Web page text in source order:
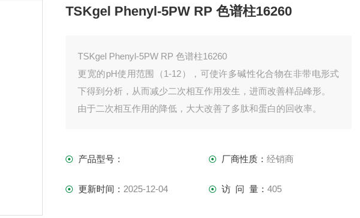
TSKgel Phenyl-5PW RP 色谱柱16260
TSKgel Phenyl-5PW RP 色谱柱16260
更宽的pH使用范围（1-12），可使许多碱性化合物在非带电形式
下得到分析，从而减少二次相互作用发生，进而改善样品峰形。
由于二次相互作用的降低，大大改善了多肽和蛋白的回收率。
产品型号： 厂商性质： 经销商
更新时间： 2025-12-04 访 问 量： 405